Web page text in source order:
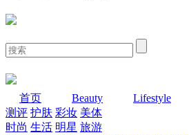
首页 Beauty Lifestyle
测评 护肤 彩妆 美体
时尚 生活 明星 旅游